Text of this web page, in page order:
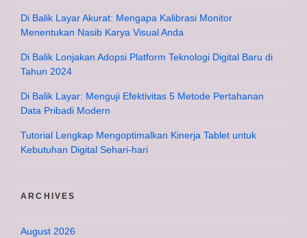
Di Balik Layar Akurat: Mengapa Kalibrasi Monitor
Menentukan Nasib Karya Visual Anda
Di Balik Lonjakan Adopsi Platform Teknologi Digital Baru di
Tahun 2024
Di Balik Layar: Menguji Efektivitas 5 Metode Pertahanan
Data Pribadi Modern
Tutorial Lengkap Mengoptimalkan Kinerja Tablet untuk
Kebutuhan Digital Sehari-hari
ARCHIVES
August 2026